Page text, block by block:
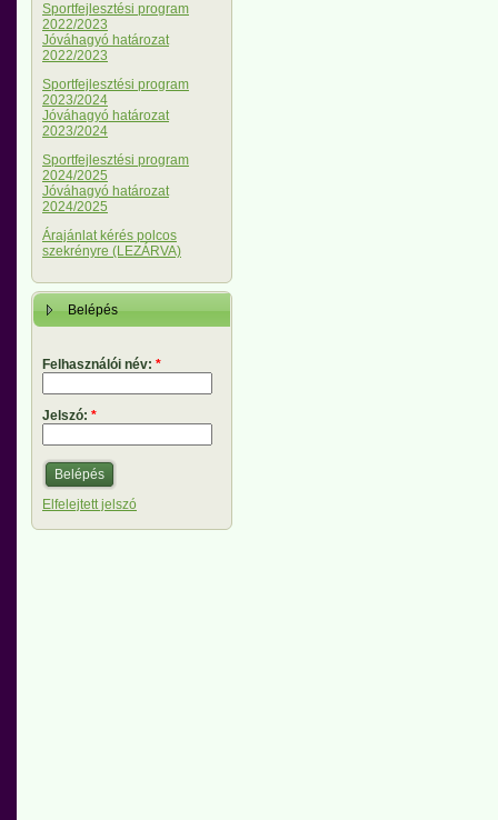
Sportfejlesztési program
2022/2023
Jóváhagyó határozat
2022/2023
Sportfejlesztési program
2023/2024
Jóváhagyó határozat
2023/2024
Sportfejlesztési program
2024/2025
Jóváhagyó határozat
2024/2025
Árajánlat kérés polcos
szekrényre (LEZÁRVA)
Belépés
Felhasználói név: *
Jelszó: *
Elfelejtett jelszó